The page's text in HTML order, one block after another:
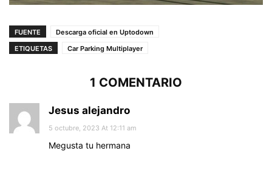
FUENTE
Descarga oficial en Uptodown
ETIQUETAS
Car Parking Multiplayer
1 COMENTARIO
Jesus alejandro
5 octubre, 2023 At 12:11 am
Megusta tu hermana